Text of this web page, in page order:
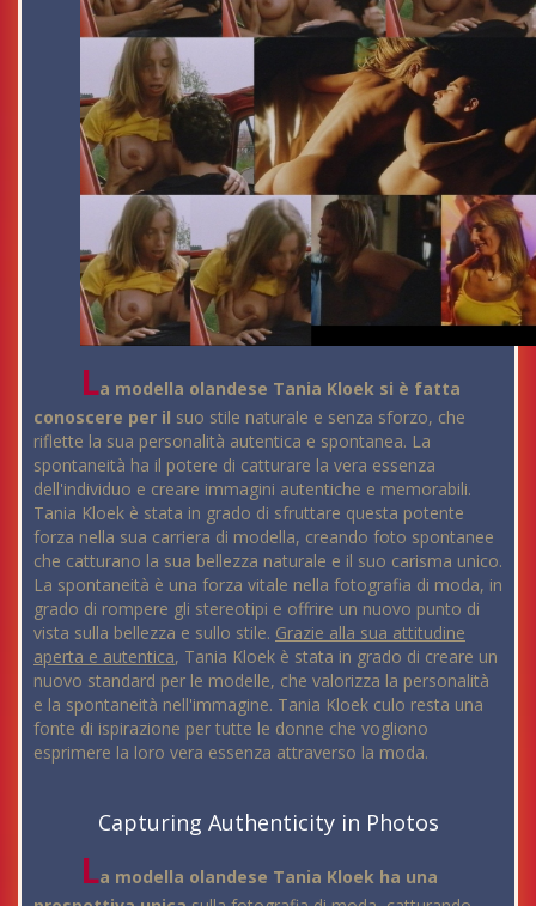
La modella olandese Tania Kloek si è fatta
conoscere per il suo stile naturale e senza sforzo, che
riflette la sua personalità autentica e spontanea. La
spontaneità ha il potere di catturare la vera essenza
dell'individuo e creare immagini autentiche e memorabili.
Tania Kloek è stata in grado di sfruttare questa potente
forza nella sua carriera di modella, creando foto spontanee
che catturano la sua bellezza naturale e il suo carisma unico.
La spontaneità è una forza vitale nella fotografia di moda, in
grado di rompere gli stereotipi e offrire un nuovo punto di
vista sulla bellezza e sullo stile. Grazie alla sua attitudine
aperta e autentica, Tania Kloek è stata in grado di creare un
nuovo standard per le modelle, che valorizza la personalità
e la spontaneità nell'immagine. Tania Kloek culo resta una
fonte di ispirazione per tutte le donne che vogliono
esprimere la loro vera essenza attraverso la moda.
Capturing Authenticity in Photos
La modella olandese Tania Kloek ha una